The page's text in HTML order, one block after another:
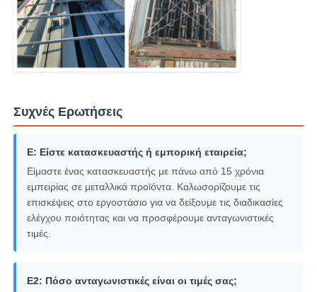
Συχνές Ερωτήσεις
Ε: Είστε κατασκευαστής ή εμπορική εταιρεία;
Είμαστε ένας κατασκευαστής με πάνω από 15 χρόνια
εμπειρίας σε μεταλλικά προϊόντα. Καλωσορίζουμε τις
επισκέψεις στο εργοστάσιο για να δείξουμε τις διαδικασίες
ελέγχου ποιότητας και να προσφέρουμε ανταγωνιστικές
τιμές.
Ε2: Πόσο ανταγωνιστικές είναι οι τιμές σας;